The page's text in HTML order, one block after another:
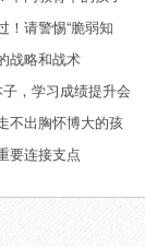
！请警惕“脆弱知
战略和战术
，学习成绩提升会
不出胸怀博大的孩
要连接支点